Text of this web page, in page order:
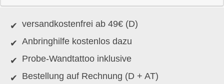
versandkostenfrei ab 49€ (D)
Anbringhilfe kostenlos dazu
Probe-Wandtattoo inklusive
Bestellung auf Rechnung (D + AT)